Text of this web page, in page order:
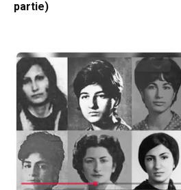
partie)